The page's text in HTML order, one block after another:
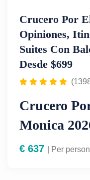
Crucero Por
Opiniones,
Suites Con
Desde $699
Crucero
Monica
Itinerario Y
€ 637 | Per person